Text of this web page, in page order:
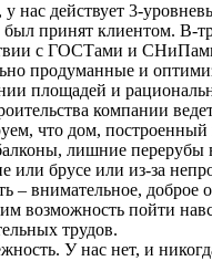
нас действует 3-
был принят клиентом. В-
с ГОСТами и
продуманные и
площадей и
компании
чтo дом,
лишние перерубы
или брусе или из-за
– внимательное, доброе
возможность пойти
трудов.
У нас нет, и